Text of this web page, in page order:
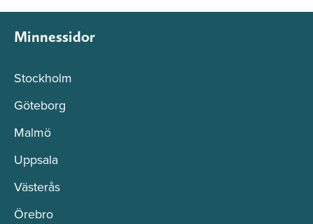
Minnessidor
Stockholm
Göteborg
Malmö
Uppsala
Västerås
Örebro